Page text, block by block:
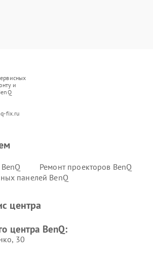
и
fix.ru
Ремонт проекторов BenQ
панелей BenQ
центра
центра BenQ:
30